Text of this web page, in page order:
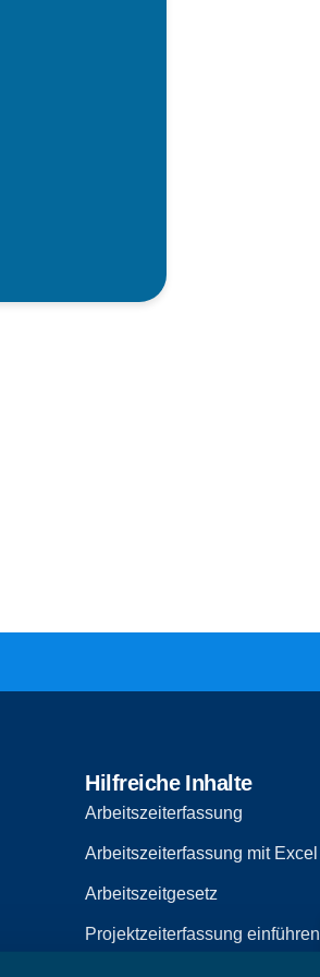
Hilfreiche Inhalte
Arbeitszeiterfassung
Arbeitszeiterfassung mit Excel
Arbeitszeitgesetz
Projektzeiterfassung einführen
GUT
4,49
/
5,00
570
Bewertungen von